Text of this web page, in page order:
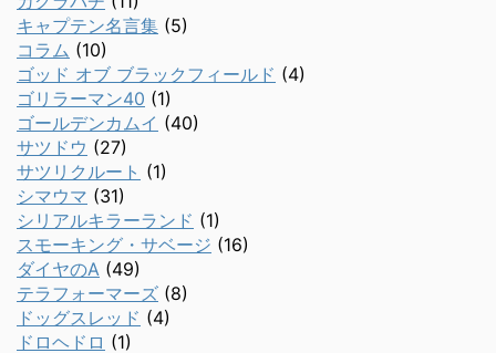
キャプテン名言集 (5)
コラム (10)
ゴッド オブ ブラックフィールド (4)
ゴリラーマン40 (1)
ゴールデンカムイ (40)
サツドウ (27)
サツリクルート (1)
シマウマ (31)
シリアルキラーランド (1)
スモーキング・サベージ (16)
ダイヤのA (49)
テラフォーマーズ (8)
ドッグスレッド (4)
ドロヘドロ (1)